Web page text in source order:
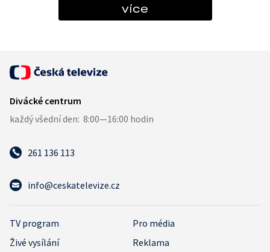
více
261 136 113
info@ceskatelevize.cz
TV program
Pro média
Živé vysílání
Reklama